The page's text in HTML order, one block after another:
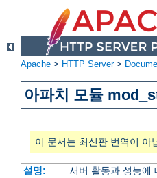
Apache > HTTP Server>
아파치 모듈
이 문서는 최신판 번역이 아
설명:
서버 활동과 성능에